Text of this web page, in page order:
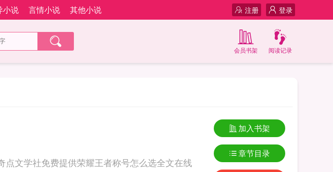
小说 言情小说 其他小说 登录
注册
阅读记录
会员书架
文学社免费提供荣耀王者称号怎么选全文在线
加入书架
章节目录